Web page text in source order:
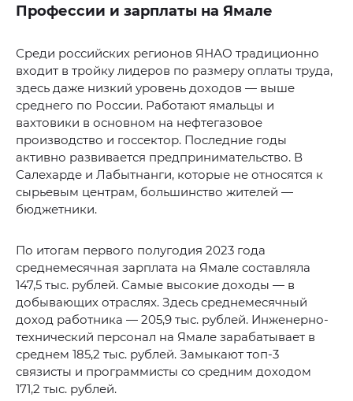
Профессии и зарплаты на Ямале
Среди российских регионов ЯНАО традиционно
входит в тройку лидеров по размеру оплаты труда,
здесь даже низкий уровень доходов — выше
среднего по России. Работают ямальцы и
вахтовики в основном на нефтегазовое
производство и госсектор. Последние годы
активно развивается предпринимательство. В
Салехарде и Лабытнанги, которые не относятся к
сырьевым центрам, большинство жителей —
бюджетники.
По итогам первого полугодия 2023 года
среднемесячная зарплата на Ямале составляла
147,5 тыс. рублей. Самые высокие доходы — в
добывающих отраслях. Здесь среднемесячный
доход работника — 205,9 тыс. рублей. Инженерно-
технический персонал на Ямале зарабатывает в
среднем 185,2 тыс. рублей. Замыкают топ-3
связисты и программисты со средним доходом
171,2 тыс. рублей.